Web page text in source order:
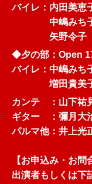
バイレ：内田美
中嶋みち子
矢野令子 𠮷
◆夕の部：Open
バイレ：中嶋み
増田貴美子
カンテ ：山下祐
ギター ：彌月大
パルマ他：井上光
【お申込み・お問
出演者もしくは下